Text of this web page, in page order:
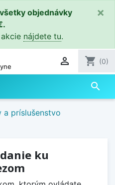
objednávky
nájdete tu.
×
 shopping_cart (0)
search
a príslušenstvo
ku